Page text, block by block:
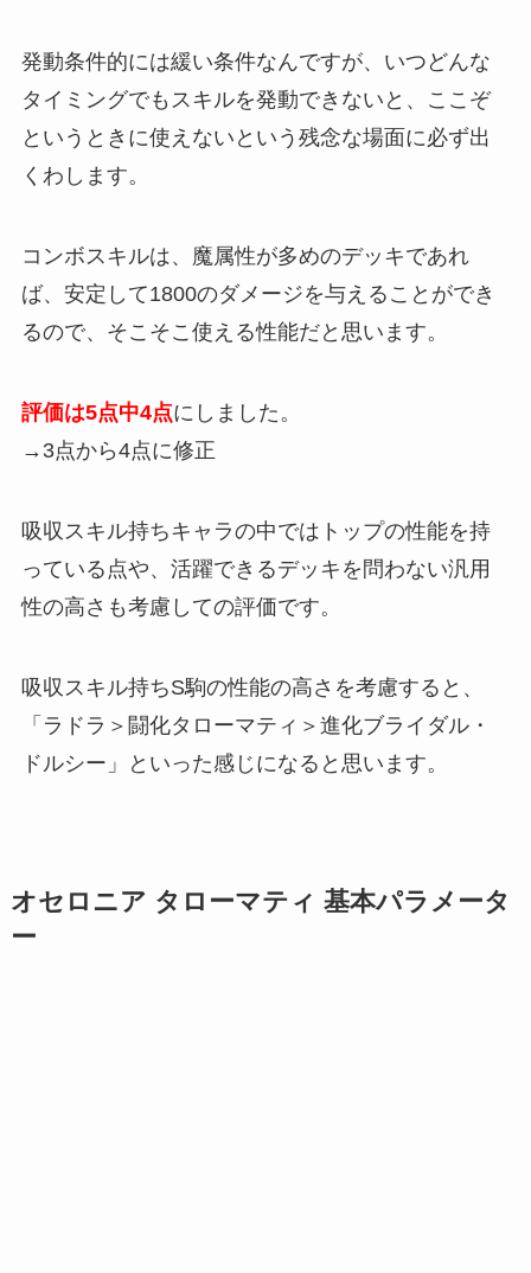
発動条件的には緩い条件なんですが、いつどんな
タイミングでもスキルを発動できないと、ここぞ
というときに使えないという残念な場面に必ず出
くわします。
コンボスキルは、魔属性が多めのデッキであれ
ば、安定して1800のダメージを与えることができ
るので、そこそこ使える性能だと思います。
評価は5点中4点にしました。
→3点から4点に修正
吸収スキル持ちキャラの中ではトップの性能を持
っている点や、活躍できるデッキを問わない汎用
性の高さも考慮しての評価です。
吸収スキル持ちS駒の性能の高さを考慮すると、
「ラドラ＞闘化タローマティ＞進化ブライダル・
ドルシー」といった感じになると思います。
オセロニア タローマティ 基本パラメータ
ー